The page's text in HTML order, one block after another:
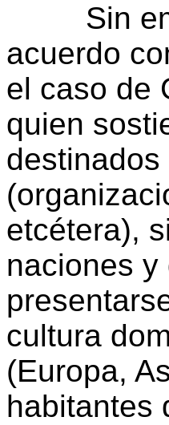
Sin
acuerdo
el caso de
quien
etcétera),
naciones y
cultura
(Europa,
habitantes